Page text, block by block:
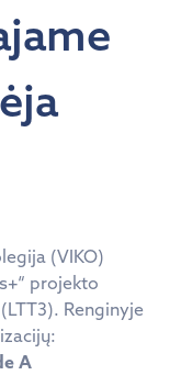
(VIKO)
projekto
Renginyje
A